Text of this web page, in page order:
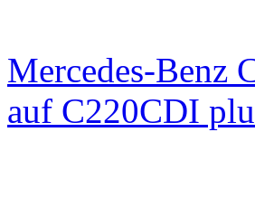
Mercedes-Benz
auf C220CDI